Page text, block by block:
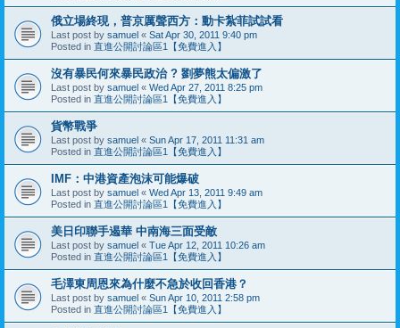
俄立場終現，普京厲聲西方：動卡紮菲試試看
Last post by samuel « Sat Apr 30, 2011 9:40 pm
Posted in 直進公開討論區1【免費進入】
沒有暴民何來暴民政治 ? 劉夢熊太偏激了
Last post by samuel « Wed Apr 27, 2011 8:25 pm
Posted in 直進公開討論區1【免費進入】
貨幣戰爭
Last post by samuel « Sun Apr 17, 2011 11:31 am
Posted in 直進公開討論區1【免費進入】
IMF：中港資產泡沫可能爆破
Last post by samuel « Wed Apr 13, 2011 9:49 am
Posted in 直進公開討論區1【免費進入】
美日印聯手遏華 中南海三面受敵
Last post by samuel « Tue Apr 12, 2011 10:26 am
Posted in 直進公開討論區1【免費進入】
毛澤東周恩來為什麼不急於收回香港？
Last post by samuel « Sun Apr 10, 2011 2:58 pm
Posted in 直進公開討論區1【免費進入】